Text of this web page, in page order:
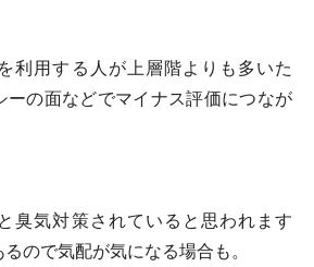
利用する人が上層階よりも多いた
ーの面などでマイナス評価につなが
臭気対策されていると思われます
ので気配が気になる場合も。